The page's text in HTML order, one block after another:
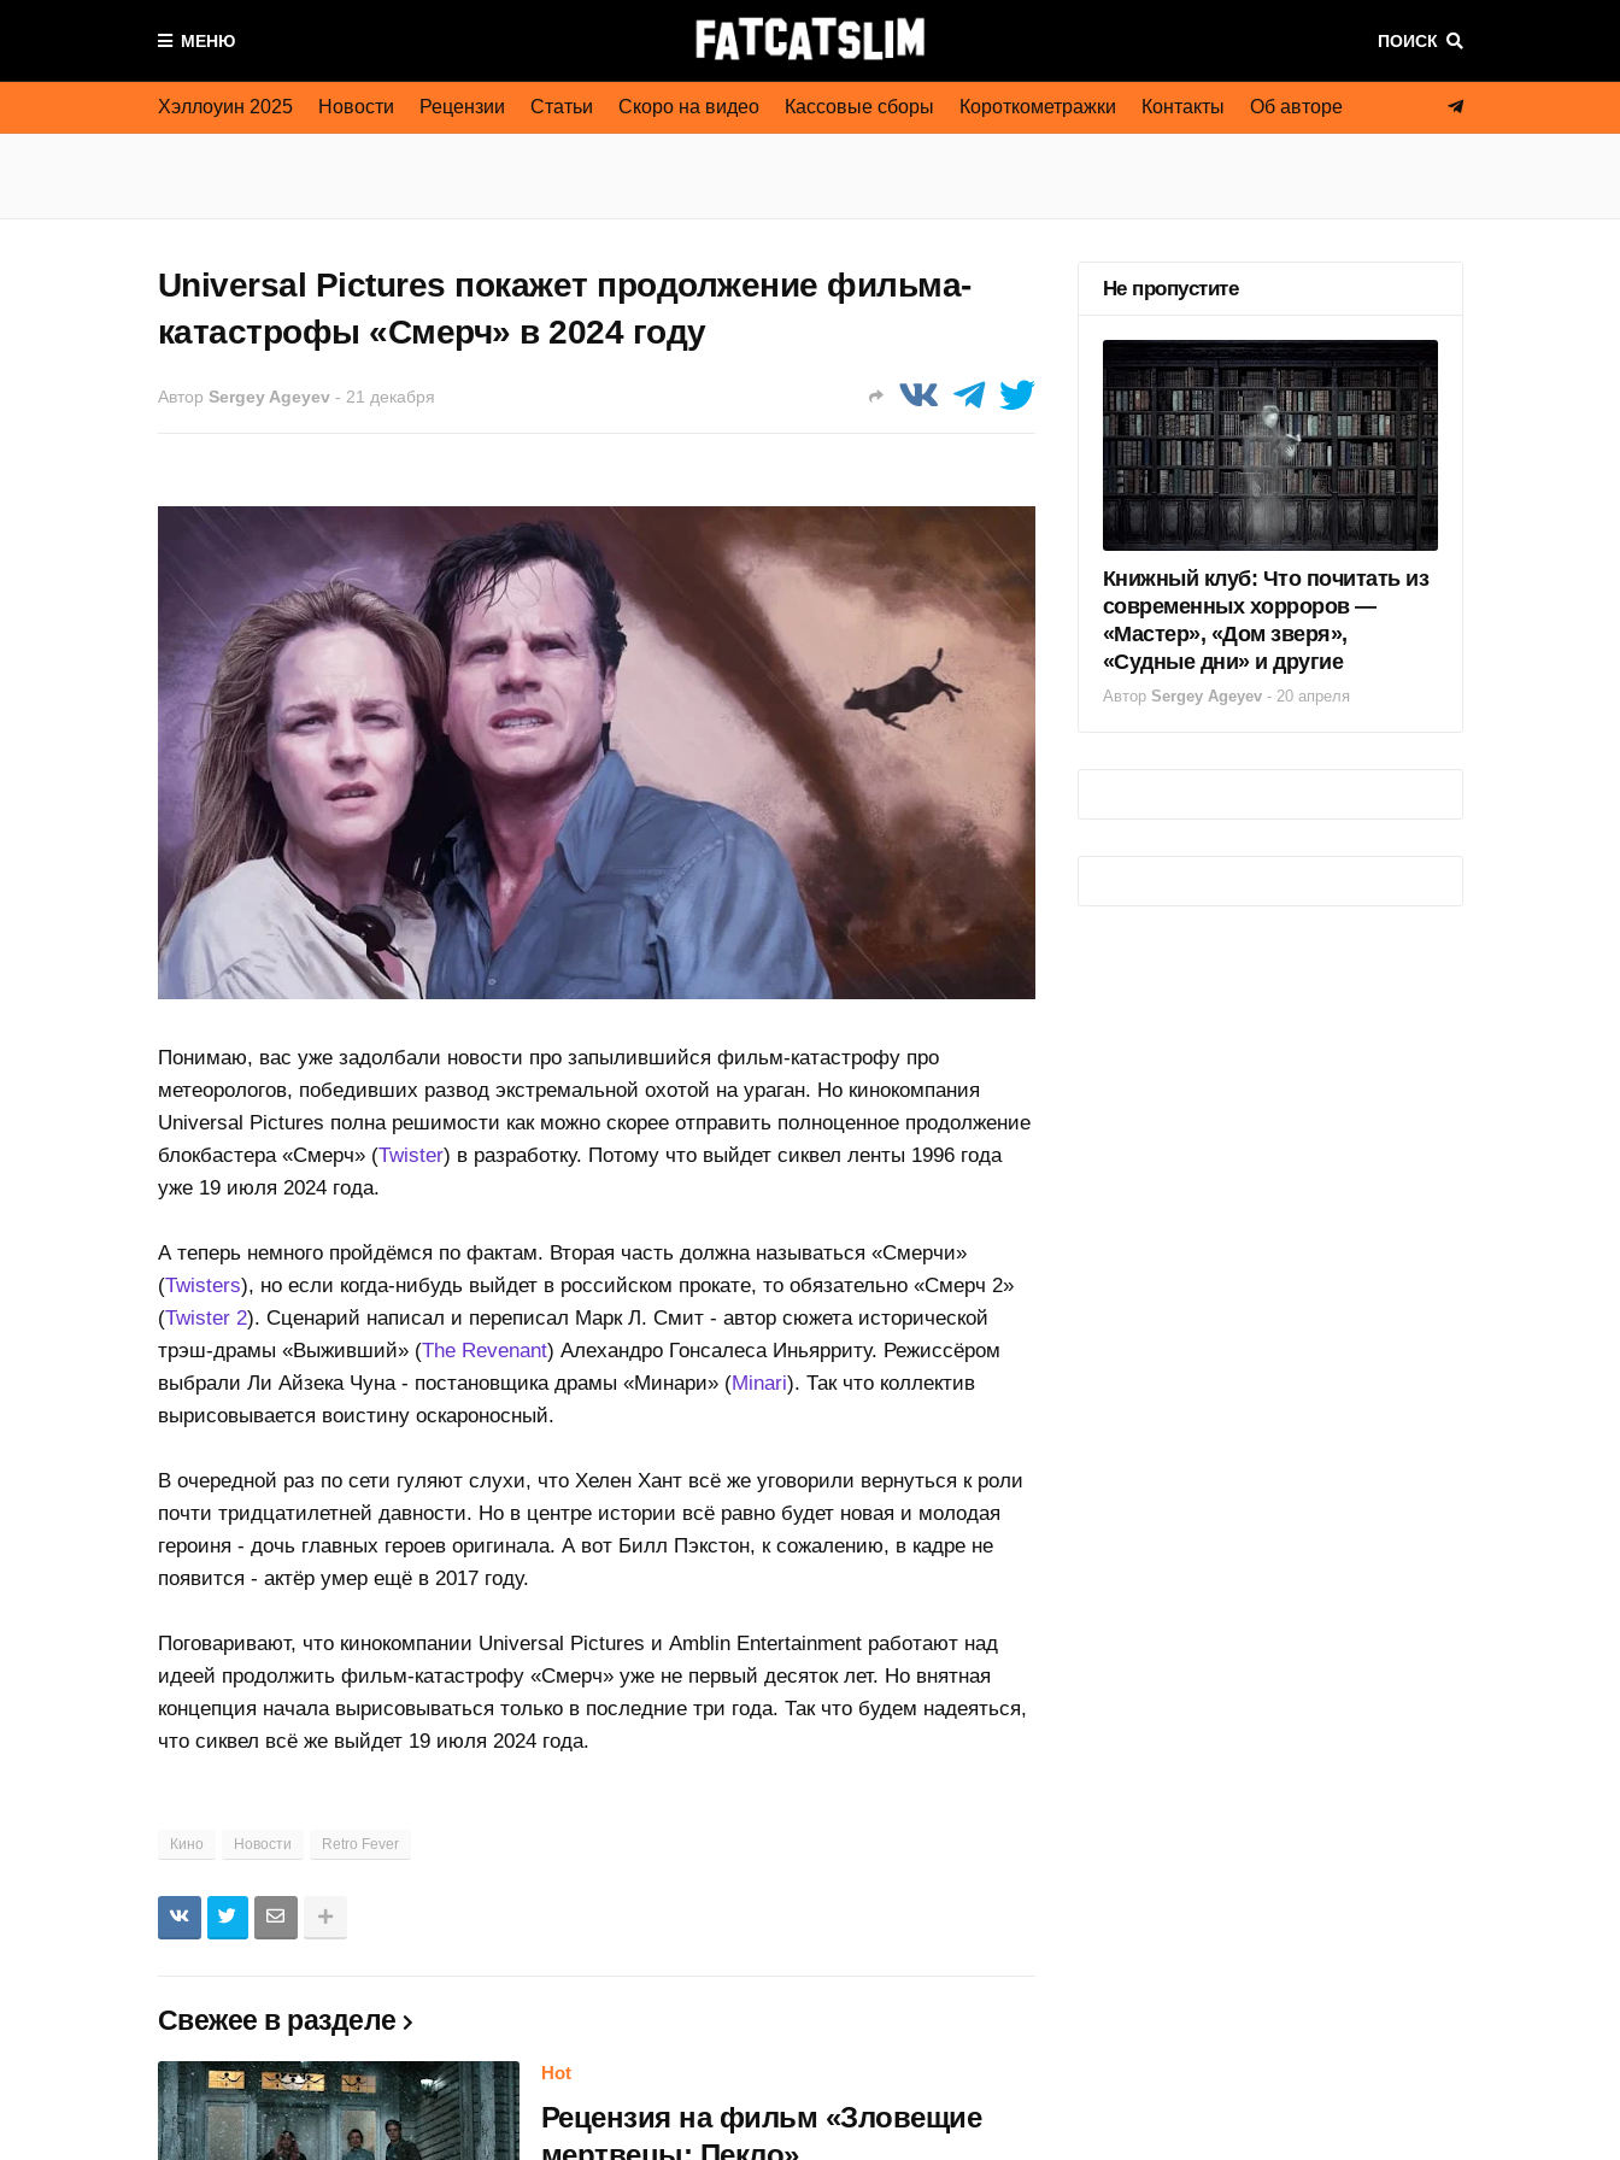
МЕНЮ ПОИСК
Хэллоуин 2025 Новости Рецензии Статьи Скоро на видео Кассовые сборы Короткометражки Контакты Об авторе
Universal Pictures покажет продолжение фильма-
катастрофы «Смерч» в 2024 году
Автор Sergey Ageyev - 21 декабря
Понимаю, вас уже задолбали новости про запылившийся фильм-катастрофу про
метеорологов, победивших развод экстремальной охотой на ураган. Но кинокомпания
Universal Pictures полна решимости как можно скорее отправить полноценное продолжение
блокбастера «Смерч» (Twister) в разработку. Потому что выйдет сиквел ленты 1996 года
уже 19 июля 2024 года.
А теперь немного пройдёмся по фактам. Вторая часть должна называться «Смерчи»
(Twisters), но если когда-нибудь выйдет в российском прокате, то обязательно «Смерч 2»
(Twister 2). Сценарий написал и переписал Марк Л. Смит - автор сюжета исторической
трэш-драмы «Выживший» (The Revenant) Алехандро Гонсалеса Иньярриту. Режиссёром
выбрали Ли Айзека Чуна - постановщика драмы «Минари» (Minari). Так что коллектив
вырисовывается воистину оскароносный.
В очередной раз по сети гуляют слухи, что Хелен Хант всё же уговорили вернуться к роли
почти тридцатилетней давности. Но в центре истории всё равно будет новая и молодая
героиня - дочь главных героев оригинала. А вот Билл Пэкстон, к сожалению, в кадре не
появится - актёр умер ещё в 2017 году.
Поговаривают, что кинокомпании Universal Pictures и Amblin Entertainment работают над
идеей продолжить фильм-катастрофу «Смерч» уже не первый десяток лет. Но внятная
концепция начала вырисовываться только в последние три года. Так что будем надеяться,
что сиквел всё же выйдет 19 июля 2024 года.
Кино Новости Retro Fever
Свежее в разделе
Hot
Рецензия на фильм «Зловещие
Не пропустите
Книжный клуб: Что почитать из
современных хорроров —
«Мастер», «Дом зверя»,
«Судные дни» и другие
Автор Sergey Ageyev - 20 апреля